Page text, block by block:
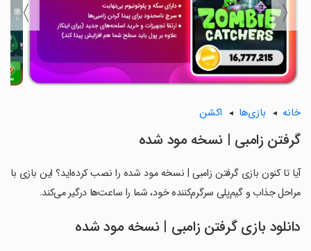
〈
〉
خانه بازی‌ها اکشن
گرفتن زامبی | نسخه مود شده
آیا تا کنون بازی گرفتن زامبی | نسخه مود شده را نصب کرده‌اید؟ این بازی با
مراحل جذاب و گیم‌پلی سرگرم‌کننده خود، شما را ساعت‌ها درگیر می‌کند.
دانلود بازی گرفتن زامبی | نسخه مود شده